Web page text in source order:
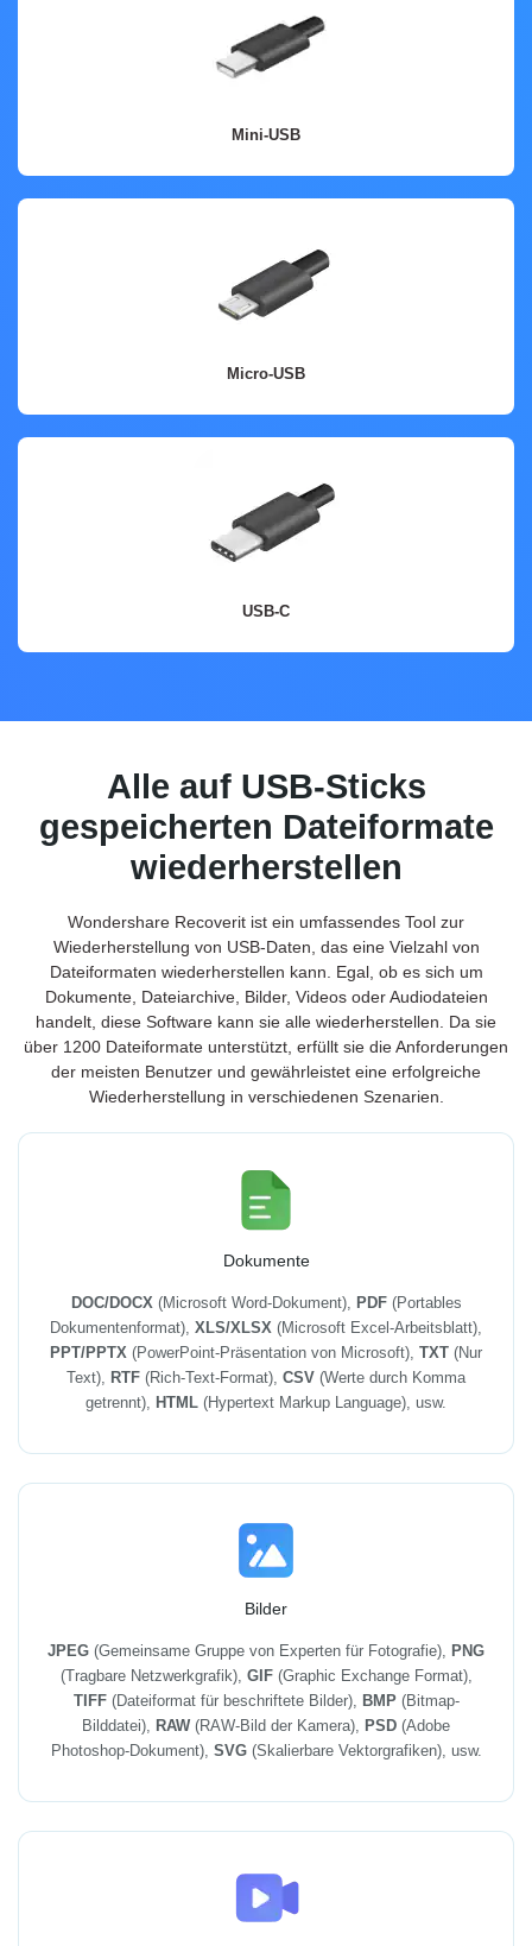
USB-B-Anschlüsse sind weniger verbreitet als USB-A-Anschlüsse und befinden
sich in der Regel an Druckern, Scannern und größeren Geräten.
Mini-USB
Die Mini-USB-Anschlüsse sind kleiner als die USB-A- und USB-B-Anschlüsse. Sie
wurden in der Vergangenheit häufig für Geräte wie Digitalkameras, MP3-Player
und ältere Smartphones verwendet.
Micro-USB
Die Mini-USB-Anschlüsse sind kleiner als die USB-A- und USB-B-Anschlüsse. Sie
wurden in der Vergangenheit häufig für Geräte wie Digitalkameras, MP3-Player
und ältere Smartphones verwendet.
USB-C
Alle auf USB-Sticks
gespeicherten Dateiformate
wiederherstellen
Wondershare Recoverit ist ein umfassendes Tool zur
Wiederherstellung von USB-Daten, das eine Vielzahl von
Dateiformaten wiederherstellen kann. Egal, ob es sich um
Dokumente, Dateiarchive, Bilder, Videos oder Audiodateien
handelt, diese Software kann sie alle wiederherstellen. Da sie
über 1200 Dateiformate unterstützt, erfüllt sie die Anforderungen
der meisten Benutzer und gewährleistet eine erfolgreiche
Wiederherstellung in verschiedenen Szenarien.
Dokumente
DOC/DOCX (Microsoft Word-Dokument), PDF(Portables
Dokumentenformat), XLS/XLSX (Microsoft Excel-Arbeitsblatt),
PPT/PPTX (PowerPoint-Präsentation von Microsoft), TXT (Nur
Text), RTF (Rich-Text-Format), CSV (Werte durch Komma
getrennt), HTML (Hypertext Markup Language), usw.
Bilder
JPEG (Gemeinsame Gruppe von Experten für Fotografie),
PNG
(Tragbare Netzwerkgrafik), GIF(Graphic Exchange Format),
TIFF(Dateiformat für beschriftete Bilder), BMP(Bitmap-
Bilddatei),
RAW (RAW-Bild der Kamera), PSD (Adobe
Photoshop-Dokument), SVG(Skalierbare Vektorgrafiken), usw.